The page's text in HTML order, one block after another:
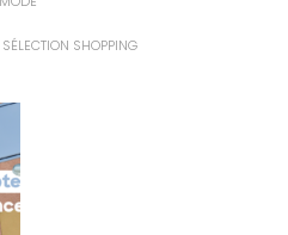
SÉLECTION SHOPPING